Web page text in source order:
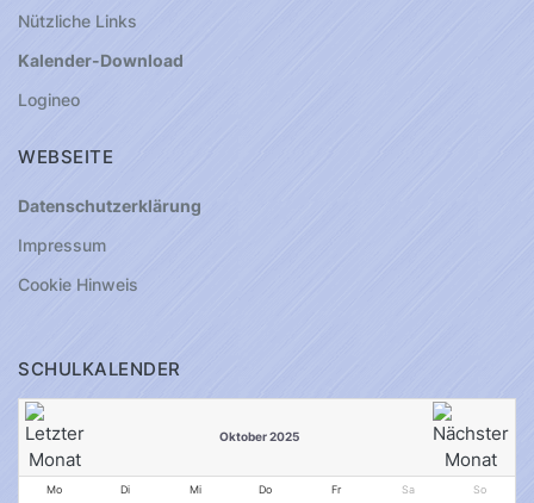
Nützliche Links
Kalender-Download
Logineo
WEBSEITE
Datenschutzerklärung
Impressum
Cookie Hinweis
SCHULKALENDER
Oktober 2025
Mo Di Mi Do Fr Sa So